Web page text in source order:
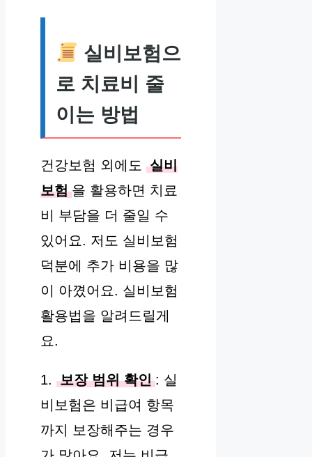
실비보험으
로 치료비 줄
이는 방법
건강보험 외에도
실비
보험 을 활용하면 치료
비 부담을 더 줄일 수
있어요. 저도 실비보험
덕분에 추가 비용을 많
이 아꼈어요. 실비보험
활용법을 알려드릴게
요.
1. 보장 범위 확인 : 실
비보험은 비급여 항목
까지 보장해주는 경우